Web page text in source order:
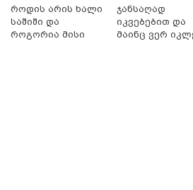
თბილისი -
ლარიდან
როდის არის ხალი
საშიში და
როგორია მისი
ჯანსაღად
იკვებებით და
მაინც ვერ